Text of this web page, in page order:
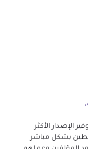
الإصدار الأكثر
بشكل مباشر